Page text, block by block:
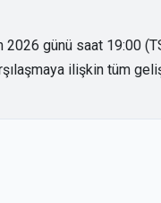
2026 günü saat 19:00
ilişkin tüm